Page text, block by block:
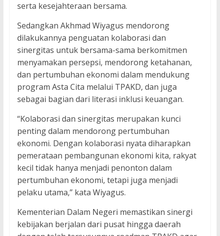
serta kesejahteraan bersama.
Sedangkan Akhmad Wiyagus mendorong
dilakukannya penguatan kolaborasi dan
sinergitas untuk bersama-sama berkomitmen
menyamakan persepsi, mendorong ketahanan,
dan pertumbuhan ekonomi dalam mendukung
program Asta Cita melalui TPAKD, dan juga
sebagai bagian dari literasi inklusi keuangan.
“Kolaborasi dan sinergitas merupakan kunci
penting dalam mendorong pertumbuhan
ekonomi. Dengan kolaborasi nyata diharapkan
pemerataan pembangunan ekonomi kita, rakyat
kecil tidak hanya menjadi penonton dalam
pertumbuhan ekonomi, tetapi juga menjadi
pelaku utama,” kata Wiyagus.
Kementerian Dalam Negeri memastikan sinergi
kebijakan berjalan dari pusat hingga daerah